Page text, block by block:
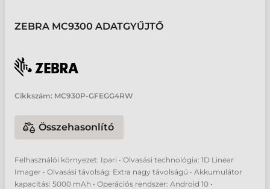
ZEBRA MC9300 ADATGYŰJTŐ
Cikkszám: MC930P-GFEGG4RW
Összehasonlító
Felhasználói környezet: Ipari • Olvasási technológia: 1D Linear
Imager • Olvasási távolság: Extra nagy távolságú • Akkumulátor
kapacitás: 5000 mAh • Operációs rendszer: Android 10 •